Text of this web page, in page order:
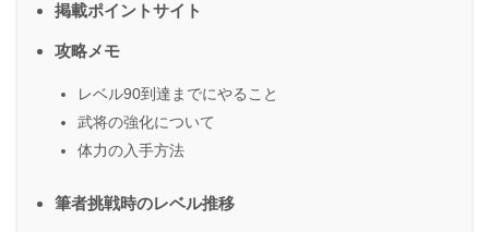
掲載ポイントサイト
攻略メモ
レベル90到達までにやること
武将の強化について
体力の入手方法
筆者挑戦時のレベル推移